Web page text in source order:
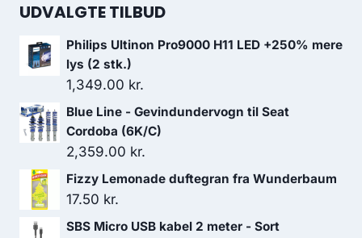
UDVALGTE TILBUD
Philips Ultinon Pro9000 H11 LED +250% mere
lys (2 stk.)
1,349.00 kr.
Blue Line - Gevindundervogn til Seat
Cordoba (6K/C)
2,359.00 kr.
Fizzy Lemonade duftegran fra Wunderbaum
17.50 kr.
SBS Micro USB kabel 2 meter - Sort